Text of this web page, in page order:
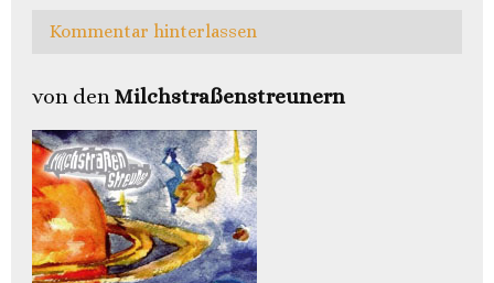
Kommentar hinterlassen
von denMilchstraßenstreunern